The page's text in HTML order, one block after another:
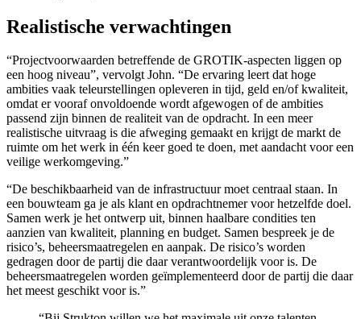
Realistische verwachtingen
“Projectvoorwaarden betreffende de GROTIK-aspecten liggen op
een hoog niveau”, vervolgt John. “De ervaring leert dat hoge
ambities vaak teleurstellingen opleveren in tijd, geld en/of kwaliteit,
omdat er vooraf onvoldoende wordt afgewogen of de ambities
passend zijn binnen de realiteit van de opdracht. In een meer
realistische uitvraag is die afweging gemaakt en krijgt de markt de
ruimte om het werk in één keer goed te doen, met aandacht voor een
veilige werkomgeving.”
“De beschikbaarheid van de infrastructuur moet centraal staan. In
een bouwteam ga je als klant en opdrachtnemer voor hetzelfde doel.
Samen werk je het ontwerp uit, binnen haalbare condities ten
aanzien van kwaliteit, planning en budget. Samen bespreek je de
risico’s, beheersmaatregelen en aanpak. De risico’s worden
gedragen door de partij die daar verantwoordelijk voor is. De
beheersmaatregelen worden geïmplementeerd door de partij die daar
het meest geschikt voor is.”